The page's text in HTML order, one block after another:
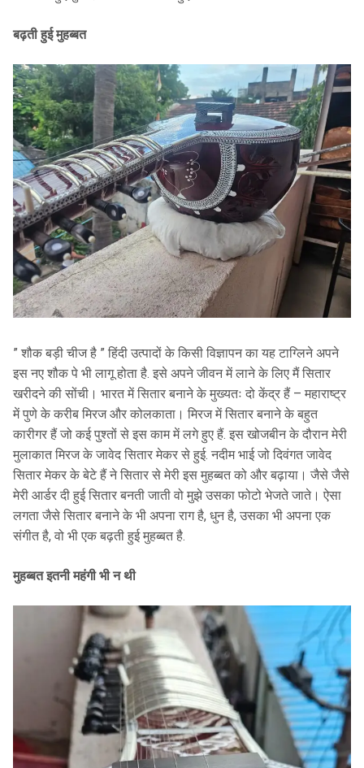
बढ़ती हुई मुहब्बत
” शौक बड़ी चीज है ” हिंदी उत्पादों के किसी विज्ञापन का यह टाग्लिने अपने
इस नए शौक पे भी लागू होता है. इसे अपने जीवन में लाने के लिए मैं सितार
खरीदने की सोंची। भारत में सितार बनाने के मुख्यतः दो केंद्र हैं – महाराष्ट्र
में पुणे के करीब मिरज और कोलकाता। मिरज में सितार बनाने के बहुत
कारीगर हैं जो कई पुश्तों से इस काम में लगे हुए हैं. इस खोजबीन के दौरान मेरी
मुलाकात मिरज के जावेद सितार मेकर से हुई. नदीम भाई जो दिवंगत जावेद
सितार मेकर के बेटे हैं ने सितार से मेरी इस मुहब्बत को और बढ़ाया। जैसे जैसे
मेरी आर्डर दी हुई सितार बनती जाती वो मुझे उसका फोटो भेजते जाते। ऐसा
लगता जैसे सितार बनाने के भी अपना राग है, धुन है, उसका भी अपना एक
संगीत है, वो भी एक बढ़ती हुई मुहब्बत है.
मुहब्बत इतनी महंगी भी न थी